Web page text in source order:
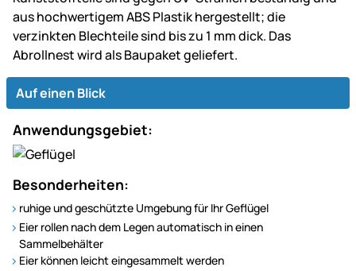
aus hochwertigem ABS Plastik hergestellt; die
verzinkten Blechteile sind bis zu 1 mm dick. Das
Abrollnest wird als Baupaket geliefert.
Auf einen Blick
Anwendungsgebiet:
Besonderheiten:
ruhige und geschützte Umgebung für Ihr Geflügel
Eier rollen nach dem Legen automatisch in einen
Sammelbehälter
Eier können leicht eingesammelt werden